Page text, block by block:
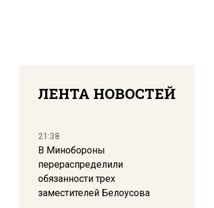
ЛЕНТА НОВОСТЕЙ
21:38
В Минобороны
перераспределили
обязанности трех
заместителей Белоусова